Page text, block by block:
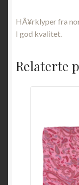
HÃ¥rklyper fra
I god kvalitet.
Relaterte